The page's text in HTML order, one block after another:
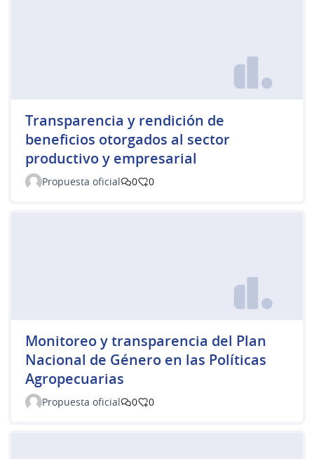
Transparencia y rendición de
beneficios otorgados al sector
productivo y empresarial
Propuesta oficial 0 0
Monitoreo y transparencia del Plan
Nacional de Género en las Políticas
Agropecuarias
Propuesta oficial 0 0